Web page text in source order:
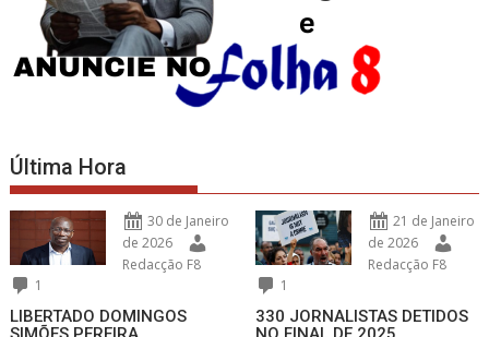
Última Hora
30 de Janeiro
de 2026
Redacção F8
1
LIBERTADO DOMINGOS
21 de Janeiro
de 2026
Redacção F8
1
330 JORNALISTAS DETIDOS